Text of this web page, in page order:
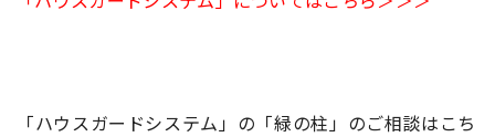
「ハウスガードシステム」の「緑の柱」のご相談はこち